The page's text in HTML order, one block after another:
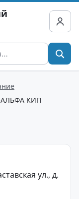
АЛЬФА КИП
ул., д.